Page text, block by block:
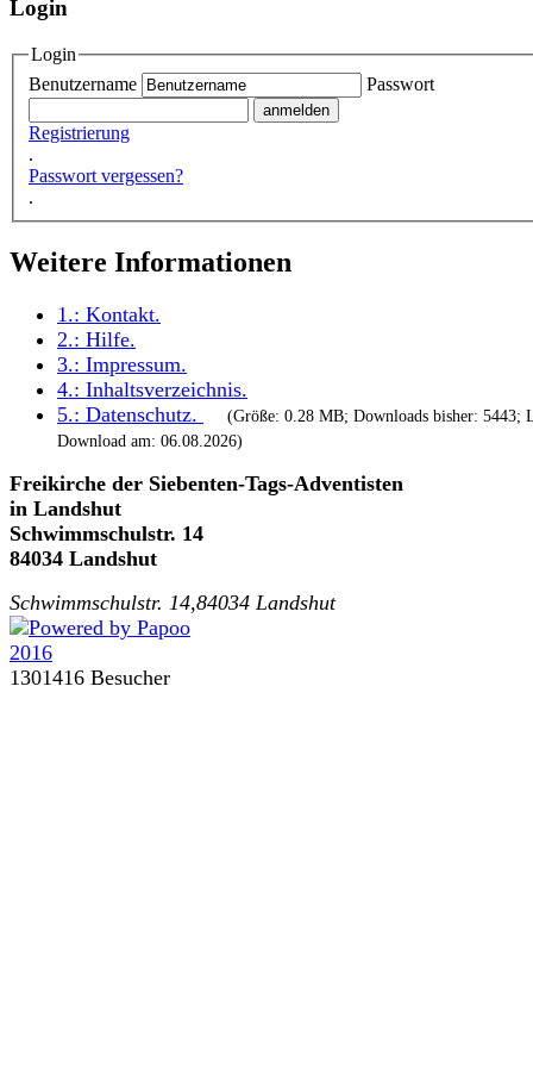
Login
Login
Benutzername
Passwort
Registrierung
.
Passwort vergessen?
.
Weitere Informationen
1.: Kontakt.
2.: Hilfe.
3.: Impressum.
4.: Inhaltsverzeichnis.
5.: Datenschutz.
(Größe: 0.28 MB; Downloads bisher: 5443;
Download am: 06.08.2026)
Freikirche der Siebenten-Tags-Adventisten
in Landshut
Schwimmschulstr. 14
84034 Landshut
Schwimmschulstr. 14,84034 Landshut
1301416 Besucher